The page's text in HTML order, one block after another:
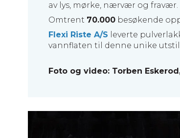
av lys, mørke, nærvær og fravær.
Omtrent 70.000 besøkende
Flexi Riste A/S leverte
vannflaten til denne unike
Foto og video: Torben